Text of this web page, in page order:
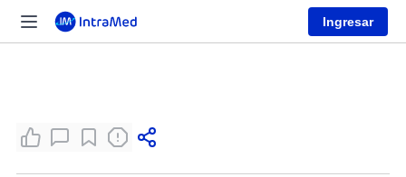
Ingresar